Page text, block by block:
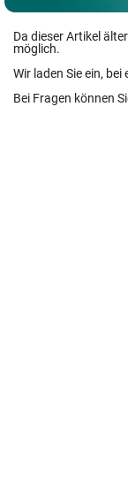
Da dieser Artikel
möglich.
Wir laden Sie ein,
Bei Fragen können